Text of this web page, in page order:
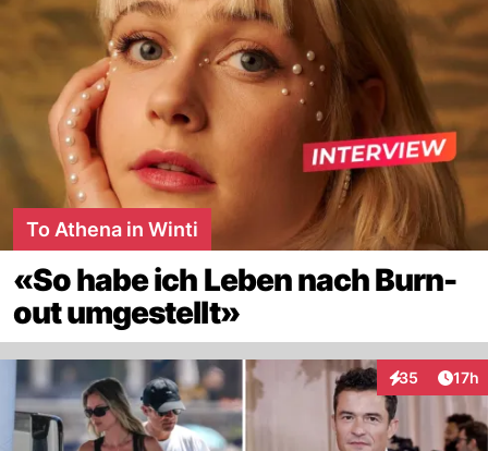
To Athena in Winti
«So habe ich Leben nach Burn-
out umgestellt»
35
Interaktionen
17h